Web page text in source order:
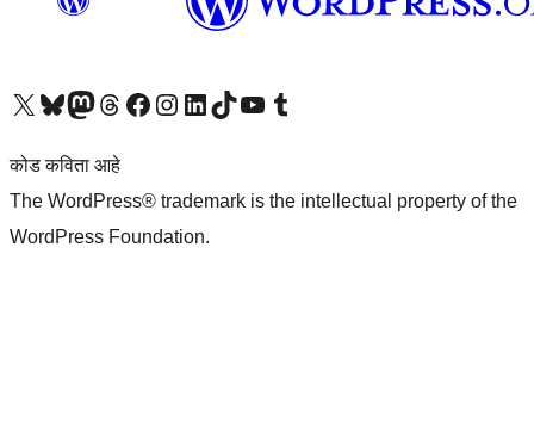
आमच्या X (एक्स) (पूर्वीचे ट्विटर) खात्याला भेट द्या आमच्या ब्लूस्की खात्याला भेट द्या.आमच्या Mastodon खात्याला भेट द्या.आमच्या थ्रेड्स खात्याला भेट द्या. आमच्या फेसबुक पेजला भेट द्या आमच्या इंस्टाग्राम खात्याला भेट द्या आमच्या लिंक्डइन खात्याला भेट द्या आमच्या टिकटॉक अकाउंटला भेट द्या.आमच्या यूट्यूब चॅनेलला भेट द्या आमच्या टंबलर खात्याला भेट द्या.
कोड कविता आहे
The WordPress® trademark is the intellectual property of the
WordPress Foundation.